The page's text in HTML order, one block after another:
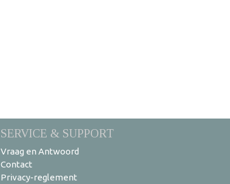
SERVICE & SUPPORT
Vraag en Antwoord
Contact
Privacy-reglement